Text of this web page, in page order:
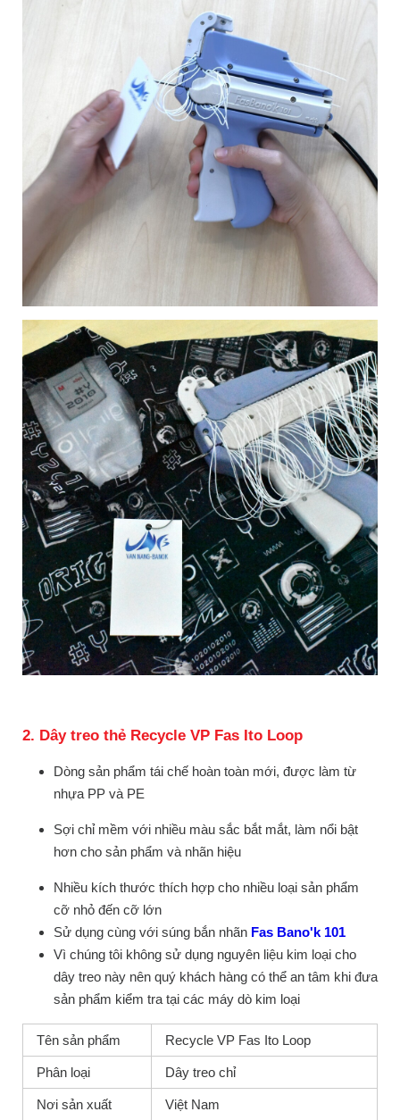
2. Dây treo thẻ Recycle VP Fas Ito Loop
Dòng sản phẩm tái chế hoàn toàn mới, được làm từ
nhựa PP và PE
Sợi chỉ mềm với nhiều màu sắc bắt mắt, làm nổi bật
hơn cho sản phẩm và nhãn hiệu
Nhiều kích thước thích hợp cho nhiều loại sản phẩm
cỡ nhỏ đến cỡ lớn
Sử dụng cùng với súng bắn nhãn Fas Bano'k 101
Vì chúng tôi không sử dụng nguyên liệu kim loại cho
dây treo này nên quý khách hàng có thể an tâm khi đưa
sản phẩm kiểm tra tại các máy dò kim loại
Tên sản phẩm Recycle VP Fas Ito Loop
Phân loại Dây treo chỉ
Nơi sản xuất Việt Nam